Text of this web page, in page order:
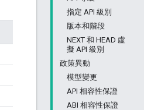
指定 API 級別
版本和階段
NEXT 和 HEAD 虛
擬 API 級別
政策異動
模型變更
API 相容性保證
ABI 相容性保證